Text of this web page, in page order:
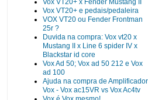
Vox VT20+ x Fender Mustang II
Vox VT20+ e pedais/pedaleira
VOX VT20 ou Fender Frontman
25r ?
Duvida na compra: Vox vt20 x
Mustang II x Line 6 spider IV x
Blackstar id core
Vox Ad 50; Vox ad 50 212 e Vox
ad 100
Ajuda na compra de Amplificador
Vox - Vox ac15VR vs Vox Ac4tv